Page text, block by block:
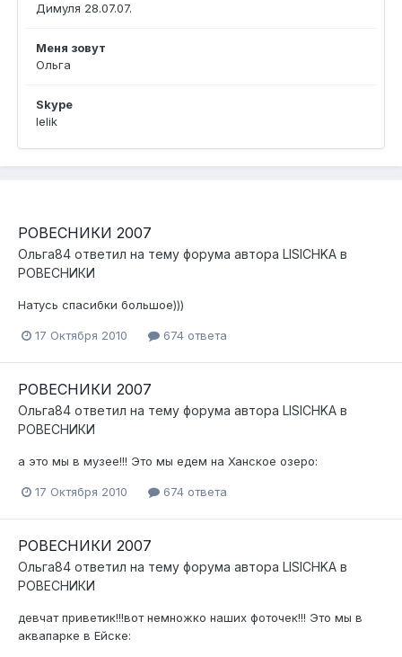
Димуля 28.07.07.
Меня зовут
Ольга
Skype
lelik
РОВЕСНИКИ 2007
Ольга84 ответил на тему форума автора LISICHKA в
РОВЕСНИКИ
Натусь спасибки большое)))
17 Октября 2010 674 ответа
РОВЕСНИКИ 2007
Ольга84 ответил на тему форума автора LISICHKA в
РОВЕСНИКИ
а это мы в музее!!! Это мы едем на Ханское озеро:
17 Октября 2010 674 ответа
РОВЕСНИКИ 2007
Ольга84 ответил на тему форума автора LISICHKA в
РОВЕСНИКИ
девчат приветик!!!вот немножко наших фоточек!!! Это мы в
аквапарке в Ейске: